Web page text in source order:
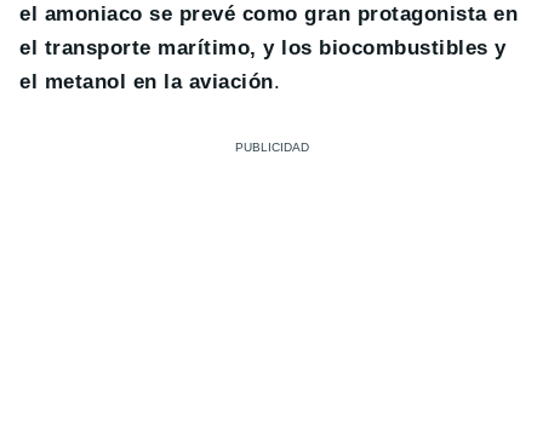
el amoniaco se prevé como gran protagonista en
el transporte marítimo, y los biocombustibles y
el metanol en la aviación.